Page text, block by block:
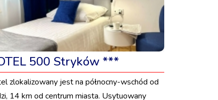
500 Stryków ***
zlokalizowany jest na północny-wschód od
14 km od centrum miasta. Usytuowany